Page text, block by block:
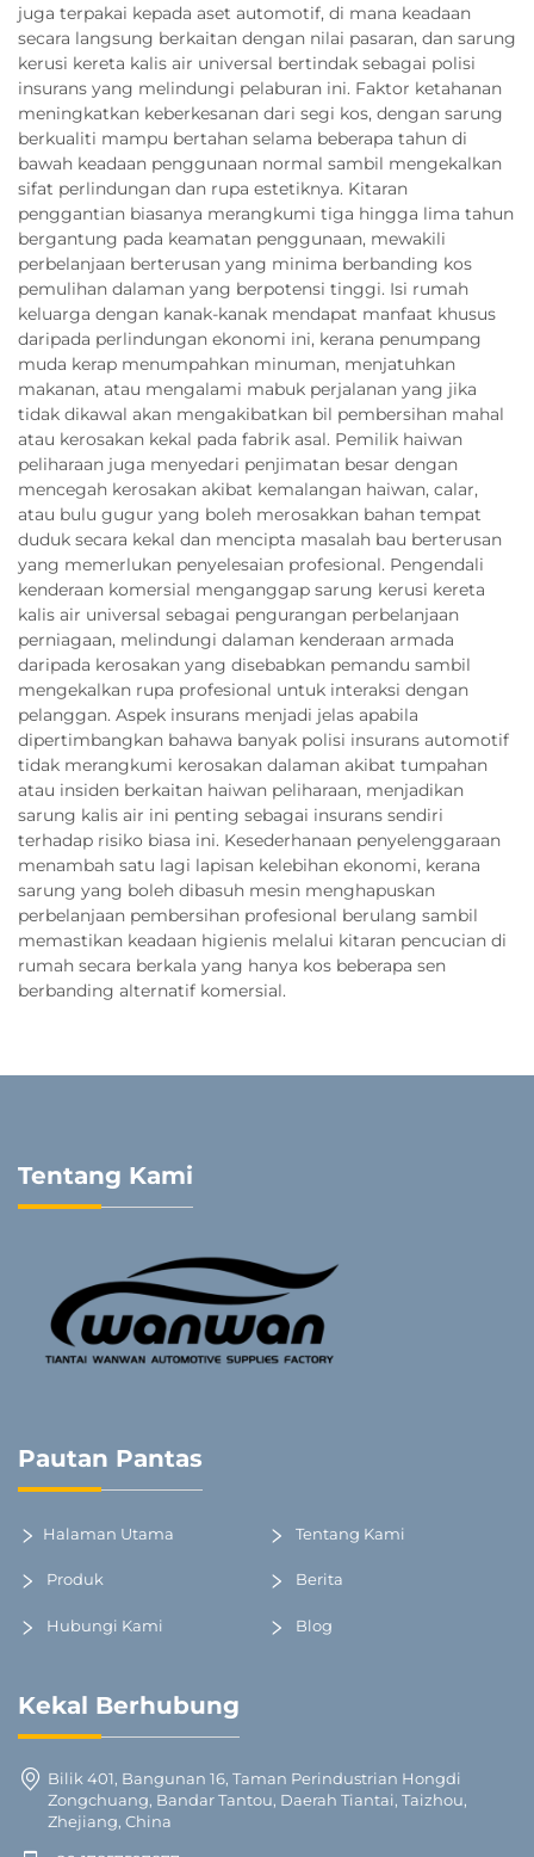
juga terpakai kepada aset automotif, di mana keadaan
secara langsung berkaitan dengan nilai pasaran, dan sarung
kerusi kereta kalis air universal bertindak sebagai polisi
insurans yang melindungi pelaburan ini. Faktor ketahanan
meningkatkan keberkesanan dari segi kos, dengan sarung
berkualiti mampu bertahan selama beberapa tahun di
bawah keadaan penggunaan normal sambil mengekalkan
sifat perlindungan dan rupa estetiknya. Kitaran
penggantian biasanya merangkumi tiga hingga lima tahun
bergantung pada keamatan penggunaan, mewakili
perbelanjaan berterusan yang minima berbanding kos
pemulihan dalaman yang berpotensi tinggi. Isi rumah
keluarga dengan kanak-kanak mendapat manfaat khusus
daripada perlindungan ekonomi ini, kerana penumpang
muda kerap menumpahkan minuman, menjatuhkan
makanan, atau mengalami mabuk perjalanan yang jika
tidak dikawal akan mengakibatkan bil pembersihan mahal
atau kerosakan kekal pada fabrik asal. Pemilik haiwan
peliharaan juga menyedari penjimatan besar dengan
mencegah kerosakan akibat kemalangan haiwan, calar,
atau bulu gugur yang boleh merosakkan bahan tempat
duduk secara kekal dan mencipta masalah bau berterusan
yang memerlukan penyelesaian profesional. Pengendali
kenderaan komersial menganggap sarung kerusi kereta
kalis air universal sebagai pengurangan perbelanjaan
perniagaan, melindungi dalaman kenderaan armada
daripada kerosakan yang disebabkan pemandu sambil
mengekalkan rupa profesional untuk interaksi dengan
pelanggan. Aspek insurans menjadi jelas apabila
dipertimbangkan bahawa banyak polisi insurans automotif
tidak merangkumi kerosakan dalaman akibat tumpahan
atau insiden berkaitan haiwan peliharaan, menjadikan
sarung kalis air ini penting sebagai insurans sendiri
terhadap risiko biasa ini. Kesederhanaan penyelenggaraan
menambah satu lagi lapisan kelebihan ekonomi, kerana
sarung yang boleh dibasuh mesin menghapuskan
perbelanjaan pembersihan profesional berulang sambil
memastikan keadaan higienis melalui kitaran pencucian di
rumah secara berkala yang hanya kos beberapa sen
berbanding alternatif komersial.
Tentang Kami
Pautan Pantas
Halaman Utama Tentang Kami
Produk Berita
Hubungi Kami Blog
Kekal Berhubung
Bilik 401, Bangunan 16, Taman Perindustrian Hongdi
Zongchuang, Bandar Tantou, Daerah Tiantai, Taizhou,
Zhejiang, China